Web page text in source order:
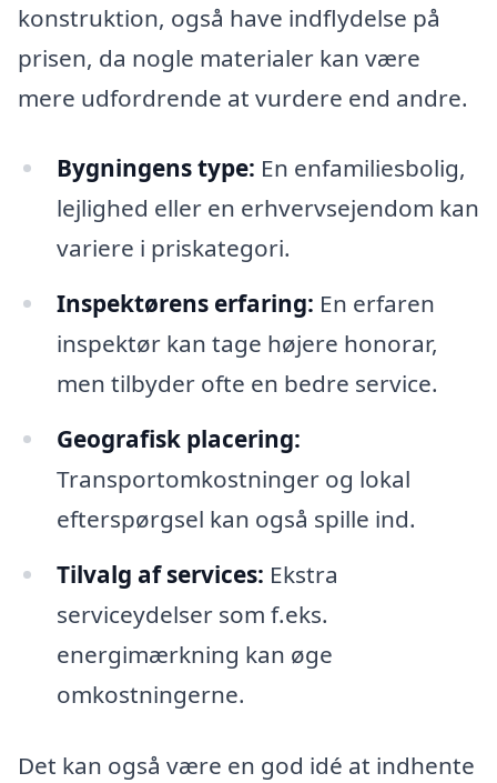
konstruktion, også have indflydelse på
prisen, da nogle materialer kan være
mere udfordrende at vurdere end andre.
Bygningens type: En enfamiliesbolig,
lejlighed eller en erhvervsejendom kan
variere i priskategori.
Inspektørens erfaring: En erfaren
inspektør kan tage højere honorar,
men tilbyder ofte en bedre service.
Geografisk placering:
Transportomkostninger og lokal
efterspørgsel kan også spille ind.
Tilvalg af services: Ekstra
serviceydelser som f.eks.
energimærkning kan øge
omkostningerne.
Det kan også være en god idé at indhente